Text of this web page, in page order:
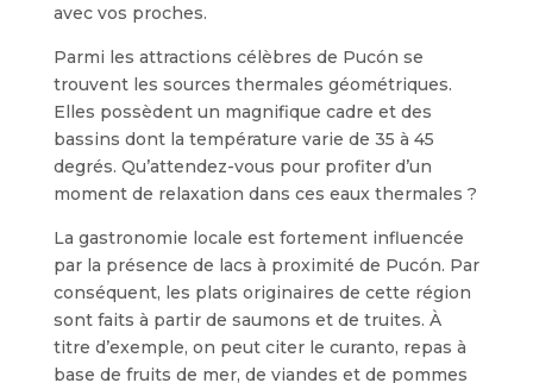
avec vos proches.
Parmi les attractions célèbres de Pucón se
trouvent les sources thermales géométriques.
Elles possèdent un magnifique cadre et des
bassins dont la température varie de 35 à 45
degrés. Qu’attendez-vous pour profiter d’un
moment de relaxation dans ces eaux thermales ?
La gastronomie locale est fortement influencée
par la présence de lacs à proximité de Pucón. Par
conséquent, les plats originaires de cette région
sont faits à partir de saumons et de truites. À
titre d’exemple, on peut citer le curanto, repas à
base de fruits de mer, de viandes et de pommes